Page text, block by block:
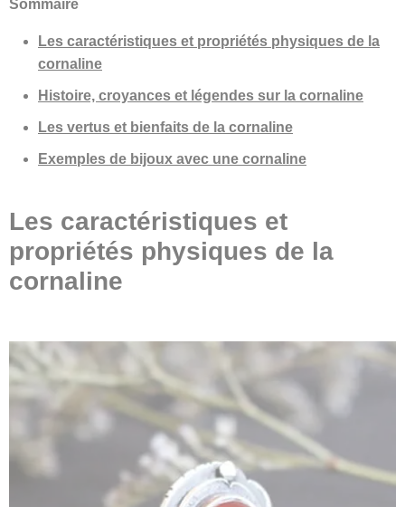
Sommaire
Les caractéristiques et propriétés physiques de la
cornaline
Histoire, croyances et légendes sur la cornaline
Les vertus et bienfaits de la cornaline
Exemples de bijoux avec une cornaline
Les caractéristiques et
propriétés physiques de la
cornaline